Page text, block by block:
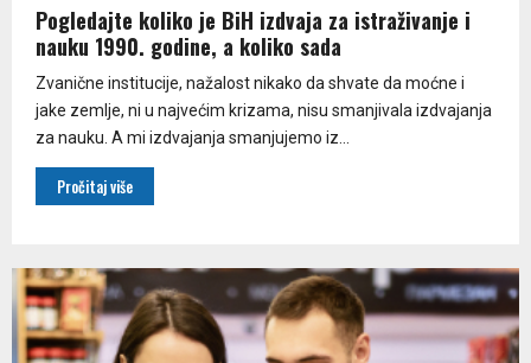
Pogledajte koliko je BiH izdvaja za istraživanje i
nauku 1990. godine, a koliko sada
Zvanične institucije, nažalost nikako da shvate da moćne i
jake zemlje, ni u najvećim krizama, nisu smanjivala izdvajanja
za nauku. A mi izdvajanja smanjujemo iz...
Pročitaj više